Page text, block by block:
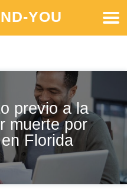
YOU
previo a la
muerte por
Florida